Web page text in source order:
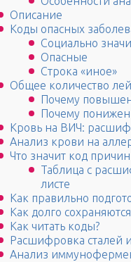
Описание
Коды опасных
Социально
Опасные
Строка «иное»
Общее количество
Почему
Почему
Кровь на ВИЧ:
Анализ крови на
Что значит код
Таблица с
листе
Как правильно
Как долго
Как читать коды?
Расшифровка сталей
Анализ